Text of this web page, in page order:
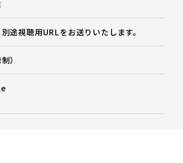
途視聴用URLをお送りいたします。
）